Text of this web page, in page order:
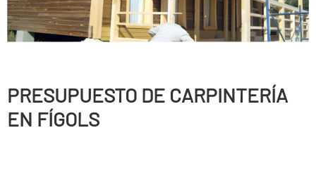
PRESUPUESTO DE CARPINTERÍ­A
EN FÍGOLS